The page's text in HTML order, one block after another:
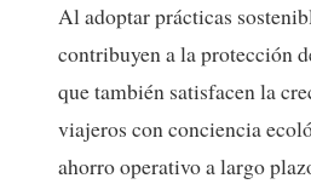
Al adoptar prácticas
contribuyen a la protección
que también satisfacen la
viajeros con conciencia
ahorro operativo a largo